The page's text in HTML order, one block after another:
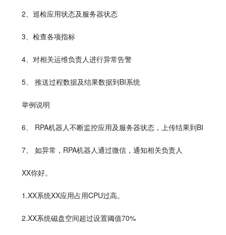
2、巡检应用状态及服务器状态
3、检查各项指标
4、对相关运维负责人进行异常告警
5、 推送过程数据及结果数据到BI系统
举例说明
6、 RPA机器人不断监控应用及服务器状态，上传结果到BI
7、 如异常，RPA机器人通过微信，通知相关负责人
XX你好。
1.XX系统XX应用占用CPU过高。
2.XX系统磁盘空间超过设置阈值70%